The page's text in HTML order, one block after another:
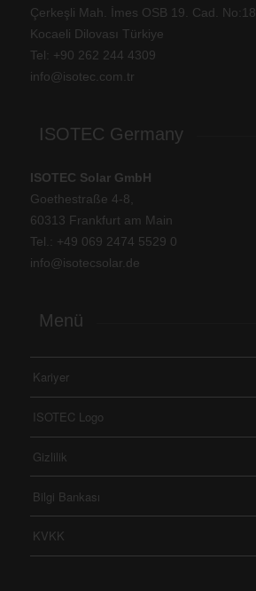
Çerkeşli Mah. İmes OSB 19. Cad. No:18
Kocaeli Dilovası Türkiye
Tel: +90 262 244 4309
info@isotec.com.tr
ISOTEC Germany
ISOTEC Solar GmbH
Goethestraße 4-8,
60313 Frankfurt am Main
Tel.: +49 069 2474 5529 0
info@isotecsolar.de
Menü
Kariyer
ISOTEC Logo
Gizlilik
Bilgi Bankası
KVKK